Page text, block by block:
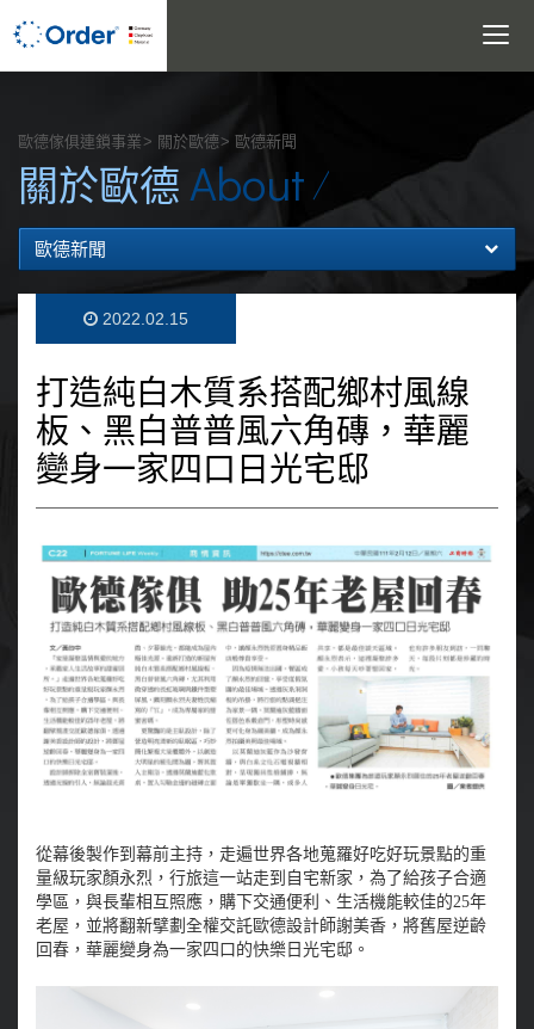
Toggle
歐德傢俱連鎖事業 關於歐德 歐德新聞
關於歐德 About
歐德新聞
2022.02.15
打造純白木質系搭配鄉村風線
板、黑白普普風六角磚，華麗
變身一家四口日光宅邸
從幕後製作到幕前主持，走遍世界各地蒐羅好吃好玩景點的重
量級玩家顏永烈，行旅這一站走到自宅新家，為了給孩子合適
學區，與長輩相互照應，購下交通便利、生活機能較佳的25年
老屋，並將翻新擘劃全權交託歐德設計師謝美香，將舊屋逆齡
回春，華麗變身為一家四口的快樂日光宅邸。